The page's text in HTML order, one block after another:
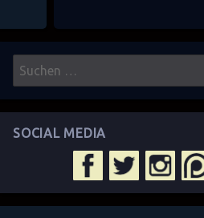
Suchen
nach:
SOCIAL MEDIA